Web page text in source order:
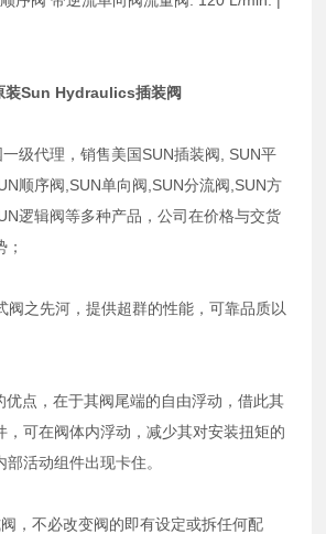
装Sun Hydraulics插装阀
级代理，销售美国SUN插装阀, SUN平
顺序阀,SUN单向阀,SUN分流阀,SUN方
逻辑阀等多种产品，公司在价格与交货
阀之先河，提供超群的性能，可靠品质以
优点，在于其阀尾端的自由浮动，借此其
，可在阀体内浮动，减少其对安装扭矩的
活动组件出现卡住。
，不必改变阀的即有设定或拆任何配